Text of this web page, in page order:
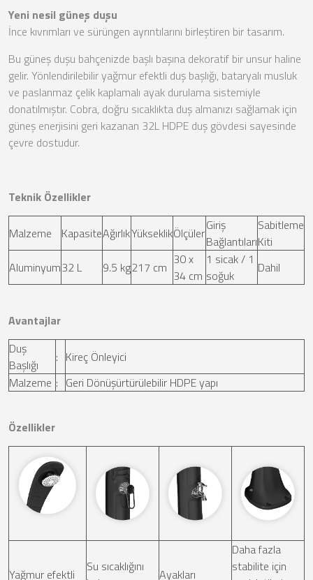
Yeni nesil güneş duşu
İnce kıvrımları ve sürüngen ayrıntılarını birleştiren bir tasarım.
Bu güneş duşu bahçenizde başlı başına dekoratif bir unsur haline
gelir. Yönlendirilebilir yağmur efektli duş başlığı, bataryalı musluk
ve paslanmaz çelik kaplamalı ayak durulama sistemiyle
donatılmıştır. Cobra, doğru sıcaklıkta duş almanızı sağlamak için
güneş enerjisini geri kazanan 32L HDPE duş gövdesi sayesinde
çevre dostudur.
Teknik Özellikler
Malzeme KapasiteAğırlıkYükseklikÖlçülerGiriş
Bağlantıları
Sabitleme
Kiti
Aluminyum32 L 9.5 kg217 cm 30 x
34 cm
1 sicak / 1
soğuk
Dahil
Avantajlar
Duş
Başlığı
: Kireç Önleyici
Malzeme : Geri Dönüşürtürülebilir HDPE yapı
Özellikler
Yağmur efektli
Su sıcaklığını
Ayakları
Daha fazla
stabilite için